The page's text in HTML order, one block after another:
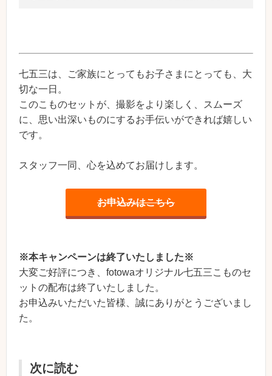
七五三は、ご家族にとってもお子さまにとっても、大
切な一日。
このこものセットが、撮影をより楽しく、スムーズ
に、思い出深いものにするお手伝いができれば嬉しい
です。
スタッフ一同、心を込めてお届けします。
お申込みはこちら
※本キャンペーンは終了いたしました※
大変ご好評につき、fotowaオリジナル七五三こものセ
ットの配布は終了いたしました。
お申込みいただいた皆様、誠にありがとうございまし
た。
次に読む